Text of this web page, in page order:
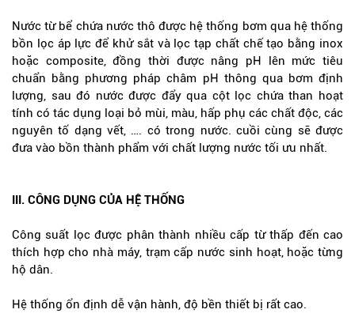
Nước từ bể chứa nước thô được hệ thống bơm qua hệ thống
bồn lọc áp lực để khử sắt và lọc tạp chất chế tạo bằng inox
hoặc composite, đồng thời được nâng pH lên mức tiêu
chuẩn bằng phương pháp châm pH thông qua bơm định
lượng, sau đó nước được đẩy qua cột lọc chứa than hoạt
tính có tác dụng loại bỏ mùi, màu, hấp phụ các chất độc, các
nguyên tố dạng vết, …. có trong nước. cuồi cùng sẽ được
đưa vào bồn thành phẩm với chất lượng nước tối ưu nhất.
III. CÔNG DỤNG CỦA HỆ THỐNG
Công suất lọc được phân thành nhiều cấp từ thấp đến cao
thích hợp cho nhà máy, trạm cấp nước sinh hoạt, hoặc từng
hộ dân.
Hệ thống ổn định dễ vận hành, độ bền thiết bị rất cao.